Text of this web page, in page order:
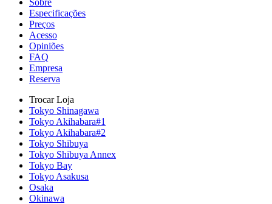
Especificações
Preços
Acesso
Opiniões
FAQ
Empresa
Reserva
Trocar Loja
Tokyo Shinagawa
Tokyo Akihabara#1
Tokyo Akihabara#2
Tokyo Shibuya
Tokyo Shibuya Annex
Tokyo Bay
Tokyo Asakusa
Osaka
Okinawa